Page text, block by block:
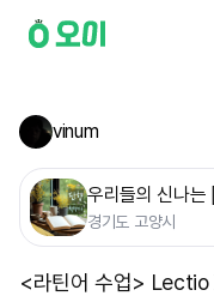
vinum
우리들의 신나
경기도 고양시
<라틴어 수업>